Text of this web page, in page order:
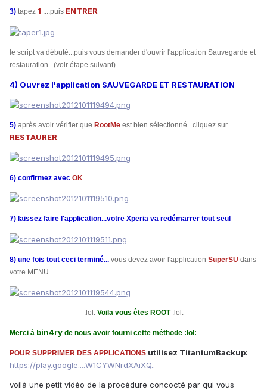
3) tapez 1 ....puis ENTRER
le script va débuté...puis vous demander d'ouvrir l'application Sauvegarde et
restauration...(voir étape suivant)
4) Ouvrez l'application SAUVEGARDE ET RESTAURATION
5) après avoir vérifier que RootMe est bien sélectionné...cliquez sur
RESTAURER
6) confirmez avec OK
7) laissez faire l'application...votre Xperia va redémarrer tout seul
8) une fois tout ceci terminé... vous devez avoir l'application SuperSU dans
votre MENU
:lol: Voila vous êtes ROOT:lol:
Merci à bin4ry de nous avoir fourni cette méthode :lol:
POUR SUPPRIMER DES APPLICATIONS utilisez TitaniumBackup:
https://play.google....W1CYWNrdXAiXQ..
voilà une petit vidéo de la procédure concocté par qui vous